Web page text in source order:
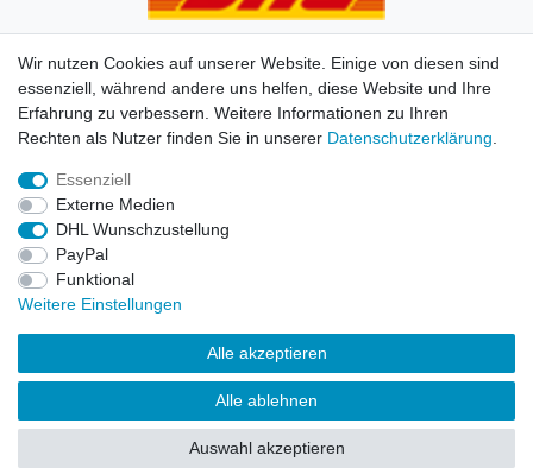
Impressum Daten­schutz­erklärung AGB Kontakt
© Copyright 2026 | Alle Rechte vorbehalten. HL-
Handelsgesellschaft mbH.
Alle Markennamen, Warenzeichen sowie sämtliche
Produktbilder und Beschreibungen sind Eigentum Ihrer
rechtmäßigen Eigentümer und dienen hier nur der
Preise nur für registrierte Händler, ansonsten zeigt der
Wir nutzen Cookies auf unserer Website. Einige von diesen sind
essenziell, während andere uns helfen, diese Website und Ihre
Erfahrung zu verbessern. Weitere Informationen zu Ihren
Rechten als Nutzer finden Sie in unserer Daten­schutz­erklärung
Essenziell
Externe Medien
DHL Wunschzustellung
PayPal
Funktional
Weitere Einstellungen
Alle akzeptieren
Alle ablehnen
Auswahl akzeptieren